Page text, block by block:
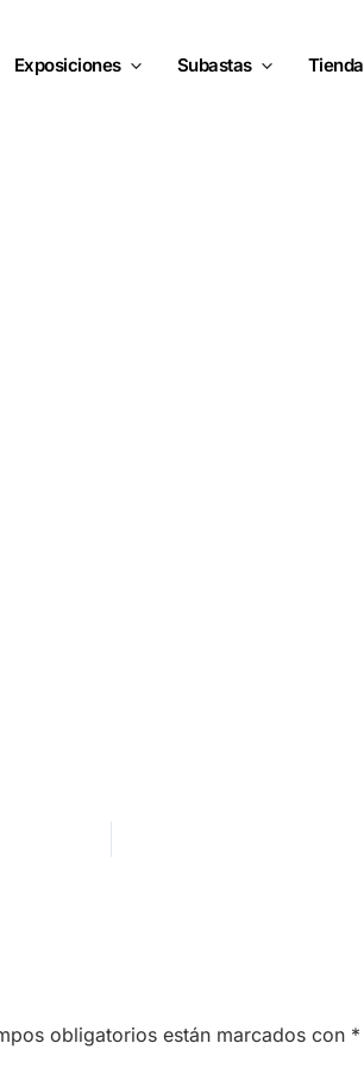
Exposiciones Subastas Tienda
obligatorios están marcados con *